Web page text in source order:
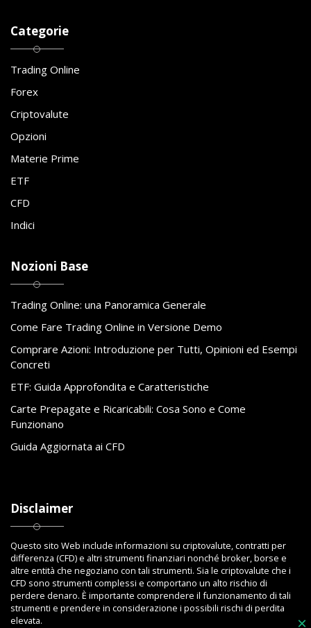
×
Categorie
Trading Online
Forex
Criptovalute
Opzioni
Materie Prime
ETF
CFD
Indici
Nozioni Base
Trading Online: una Panoramica Generale
Come Fare Trading Online in Versione Demo
Comprare Azioni: Introduzione per Tutti, Opinioni ed Esempi
Concreti
ETF: Guida Approfondita e Caratteristiche
Carte Prepagate e Ricaricabili: Cosa Sono e Come
Funzionano
Guida Aggiornata ai CFD
Disclaimer
Questo sito Web include informazioni su criptovalute, contratti per
differenza (CFD) e altri strumenti finanziari nonché broker, borse e
altre entità che negoziano con tali strumenti. Sia le criptovalute che i
CFD sono strumenti complessi e comportano un alto rischio di
perdere denaro. È importante comprendere il funzionamento di tali
strumenti e prendere in considerazione i possibili rischi di perdita
elevata.